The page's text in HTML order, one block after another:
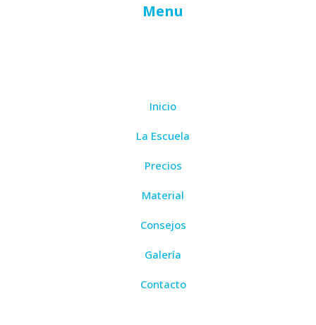
Menu
Inicio
La Escuela
Precios
Material
Consejos
Galería
Contacto